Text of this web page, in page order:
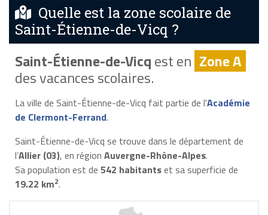
Quelle est la zone scolaire de
Saint-Étienne-de-Vicq ?
Saint-Étienne-de-Vicqest en Zone A
des vacances scolaires.
La ville de Saint-Étienne-de-Vicq fait partie de l'Académie
de Clermont-Ferrand.
Saint-Étienne-de-Vicq se trouve dans le département de
l’Allier (03), en région Auvergne-Rhône-Alpes.
Sa population est de 542 habitantset sa superficie de
19.22 km2.